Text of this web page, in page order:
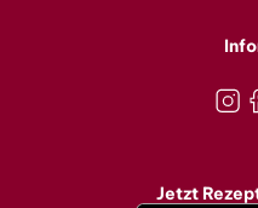
Jetzt